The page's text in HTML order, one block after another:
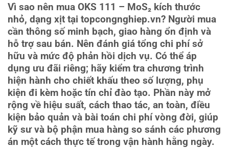
Vì sao nên mua OKS 111 – MoS₂ kích thước
nhỏ, dạng xịt tại topcongnghiep.vn? Người mua
cần thông số minh bạch, giao hàng ổn định và
hỗ trợ sau bán. Nên đánh giá tổng chi phí sở
hữu và mức độ phản hồi dịch vụ. Có thể áp
dụng ưu đãi riêng; hãy kiểm tra chương trình
hiện hành cho chiết khấu theo số lượng, phụ
kiện đi kèm hoặc tín chỉ đào tạo. Phần này mở
rộng về hiệu suất, cách thao tác, an toàn, điều
kiện bảo quản và bài toán chi phí vòng đời, giúp
kỹ sư và bộ phận mua hàng so sánh các phương
án một cách thực tế trong vận hành hằng ngày.